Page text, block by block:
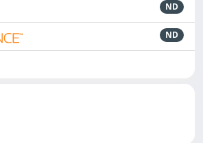
ND
ND